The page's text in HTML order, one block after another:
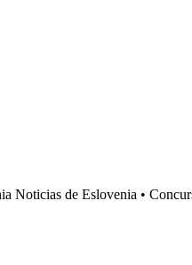
de Eslovenia •